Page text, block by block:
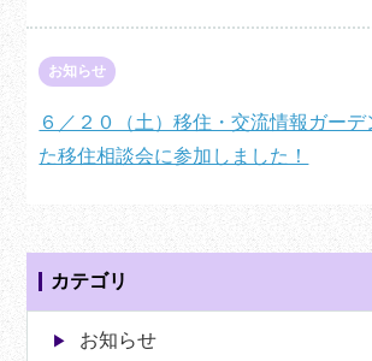
お知らせ
６／２０（土）移住・交流情報ガー
た移住相談会に参加しました！
カテゴリ
お知らせ